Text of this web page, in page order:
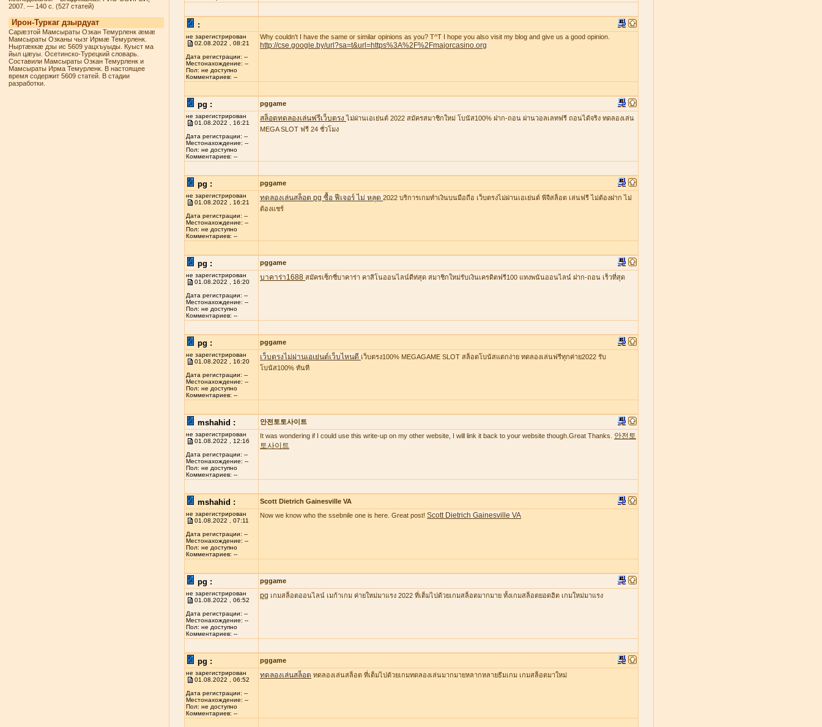
2007. — 140 с. (527 статей)
Ирон-Туркаг дзырдуат
Сарæзтой Мамсыраты Озкан Темурленк æмæ
Мамсыраты Озканы чызг Ирмæ Темурленк.
Ныртæккæ дзы ис 5609 уацхъуыды. Куыст ма
йыл цæуы. Осетинско-Турецкий словарь.
Составили Мамсыраты Озкан Темурленк и
Мамсыраты Ирма Темурленк. В настоящее
время содержит 5609 статей. В стадии
разработки.
:
не зарегистрирован
02.08.2022 , 08:21
Дата регистрации: --
Местонахождение: --
Пол: не доступно
Комментариев: --
Why couldn't I have the same or similar opinions as you? T^T I hope you also visit my blog and give us a good opinion.
http://cse.google.by/url?sa=t&url=https%3A%2F%2Fmajorcasino.org
pg : pggame
не зарегистрирован
01.08.2022 , 16:21
Дата регистрации: --
Местонахождение: --
Пол: не доступно
Комментариев: --
สล็อตทดลองเล่นฟรีเว็บตรงไม่ผ่านเอเย่นต์ 2022 สมัครสมาชิกใหม่ โบนัส100% ฝาก-ถอน ผ่านวอลเลทฟรี ถอนได้จริง ทดลองเล่น
MEGA SLOT ฟรี 24 ชั่วโมง
pg : pggame
не зарегистрирован
01.08.2022 , 16:21
Дата регистрации: --
Местонахождение: --
Пол: не доступно
Комментариев: --
ทดลองเล่นสล็อต pg ซื้อ ฟีเจอร์ ไม่ หลุด 2022 บริการเกมทำเงินบนมือถือ เว็บตรงไม่ผ่านเอเย่นต์ พีจีสล็อต เล่นฟรี ไม่ต้องฝาก ไม่
ต้องแชร์
pg : pggame
не зарегистрирован
01.08.2022 , 16:20
Дата регистрации: --
Местонахождение: --
Пол: не доступно
Комментариев: --
บาคาร่า1688 สมัครเซ็กซี่บาคาร่า คาสิโนออนไลน์ดีท่สุด สมาชิกใหม่รับเงินเครดิตฟรี100 แทงพนันออนไลน์ ฝาก-ถอน เร็วที่สุด
pg : pggame
не зарегистрирован
01.08.2022 , 16:20
Дата регистрации: --
Местонахождение: --
Пол: не доступно
Комментариев: --
เว็บตรงไม่ผ่านเอเย่นต์เว็บไหนดี เว็บตรง100% MEGAGAME SLOT สล็อตโบนัสแตกง่าย ทดลองเล่นฟรีทุกค่าย2022 รับ
โบนัส100% ทันที
mshahid : 안전토토사이트
не зарегистрирован
01.08.2022 , 12:16
Дата регистрации: --
Местонахождение: --
Пол: не доступно
Комментариев: --
It was wondering if I could use this write-up on my other website, I will link it back to your website though.Great Thanks. 안전토
토사이트
mshahid : Scott Dietrich Gainesville VA
не зарегистрирован
01.08.2022 , 07:11
Дата регистрации: --
Местонахождение: --
Пол: не доступно
Комментариев: --
Now we know who the ssebnile one is here. Great post! Scott Dietrich Gainesville VA
pg : pggame
не зарегистрирован
01.08.2022 , 06:52
Дата регистрации: --
Местонахождение: --
Пол: не доступно
Комментариев: --
pg เกมสล็อตออนไลน์ เมก้าเกม ค่ายใหม่มาแรง 2022 ที่เต็มไปด้วยเกมสล็อตมากมาย ทั้งเกมสล็อตยอดฮิต เกมใหม่มาแรง
pg : pggame
не зарегистрирован
01.08.2022 , 06:52
Дата регистрации: --
Местонахождение: --
Пол: не доступно
Комментариев: --
ทดลองเล่นสล็อต ทดลองเล่นสล็อต ที่เต็มไปด้วยเกมทดลองเล่นมากมายหลากหลายธีมเกม เกมสล็อตมาใหม่